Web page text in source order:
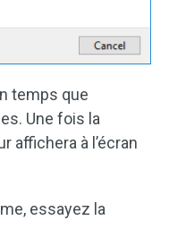
temps que
Une fois la
affichera à l’écran
essayez la